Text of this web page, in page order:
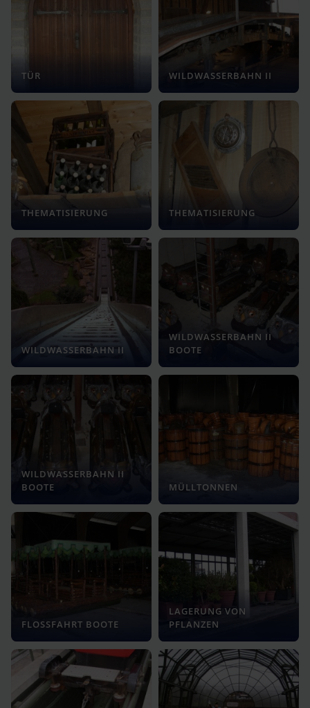
TÜR WILDWASSERBAHN II
THEMATISIERUNG THEMATISIERUNG
WILDWASSERBAHN II
WILDWASSERBAHN II
BOOTE
WILDWASSERBAHN II
BOOTE
MÜLLTONNEN
FLOSSFAHRT BOOTE
LAGERUNG VON
PFLANZEN